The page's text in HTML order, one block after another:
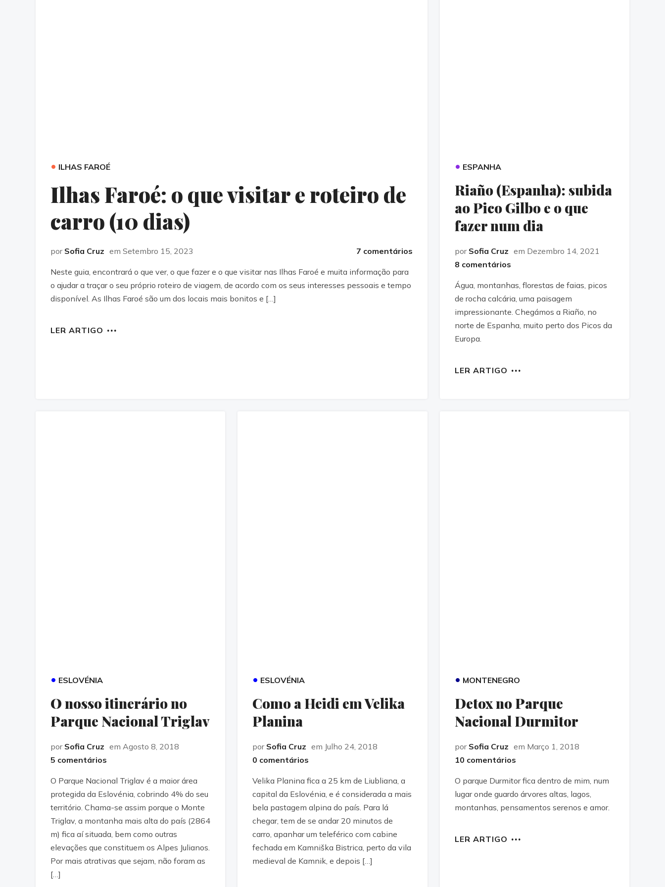
• ILHAS FAROÉ
Ilhas Faroé: o que visitar e roteiro de
carro (10 dias)
por Sofia Cruz em Setembro 15, 2023 7 comentários
Neste guia, encontrará o que ver, o que fazer e o que visitar nas Ilhas Faroé e muita informação para
o ajudar a traçar o seu próprio roteiro de viagem, de acordo com os seus interesses pessoais e tempo
disponível. As Ilhas Faroé são um dos locais mais bonitos e […]
LER ARTIGO
• ESPANHA
Riaño (Espanha): subida
ao Pico Gilbo e o que
fazer num dia
por Sofia Cruz em Dezembro 14, 2021
8 comentários
Água, montanhas, florestas de faias, picos
de rocha calcária, uma paisagem
impressionante. Chegámos a Riaño, no
norte de Espanha, muito perto dos Picos da
Europa.
LER ARTIGO
• ESLOVÉNIA
O nosso itinerário no
Parque Nacional Triglav
por Sofia Cruz em Agosto 8, 2018
5 comentários
O Parque Nacional Triglav é a maior área
protegida da Eslovénia, cobrindo 4% do seu
território. Chama-se assim porque o Monte
Triglav, a montanha mais alta do país (2864
m) fica aí situada, bem como outras
elevações que constituem os Alpes Julianos.
Por mais atrativas que sejam, não foram as
[…]
• ESLOVÉNIA
Como a Heidi em Velika
Planina
por Sofia Cruz em Julho 24, 2018
0 comentários
Velika Planina fica a 25 km de Liubliana, a
capital da Eslovénia, e é considerada a mais
bela pastagem alpina do país. Para lá
chegar, tem de se andar 20 minutos de
carro, apanhar um teleférico com cabine
fechada em Kamniška Bistrica, perto da vila
medieval de Kamnik, e depois […]
• MONTENEGRO
Detox no Parque
Nacional Durmitor
por Sofia Cruz em Março 1, 2018
10 comentários
O parque Durmitor fica dentro de mim, num
lugar onde guardo árvores altas, lagos,
montanhas, pensamentos serenos e amor.
LER ARTIGO